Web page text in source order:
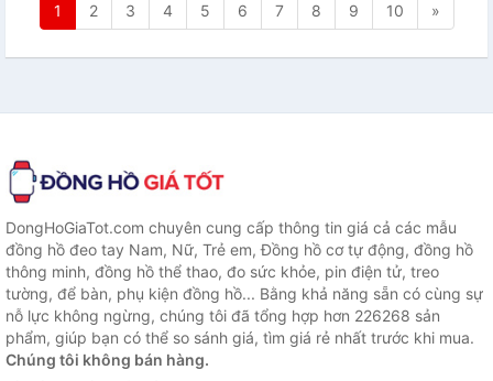
1 2 3 4 5 6 7 8 9 10 »
DongHoGiaTot.com chuyên cung cấp thông tin giá cả các mẫu
đồng hồ đeo tay Nam, Nữ, Trẻ em, Đồng hồ cơ tự động, đồng hồ
thông minh, đồng hồ thể thao, đo sức khỏe, pin điện tử, treo
tường, để bàn, phụ kiện đồng hồ... Bằng khả năng sẵn có cùng sự
nỗ lực không ngừng, chúng tôi đã tổng hợp hơn 226268 sản
phẩm, giúp bạn có thể so sánh giá, tìm giá rẻ nhất trước khi mua.
Chúng tôi không bán hàng.